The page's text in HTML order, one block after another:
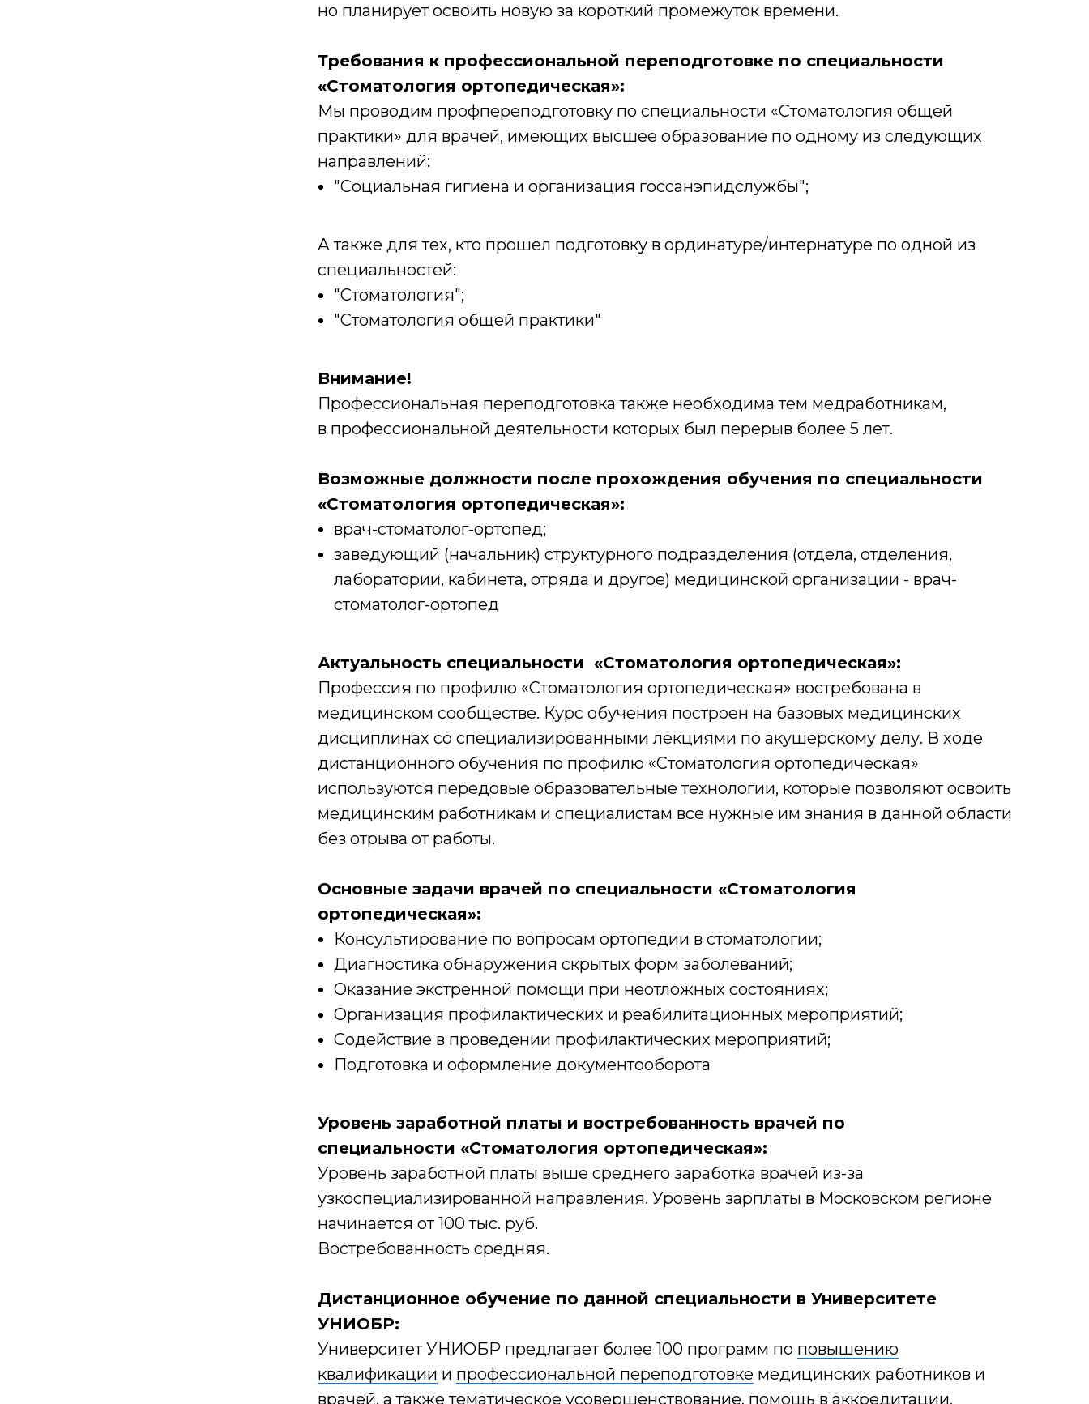
но планирует освоить новую за короткий промежуток времени.
Требования к профессиональной переподготовке по специальности
«Стоматология ортопедическая»:
Мы проводим профпереподготовку по специальности «Стоматология общей
практики» для врачей, имеющих высшее образование по одному из следующих
направлений:
"Социальная гигиена и организация госсанэпидслужбы";
А также для тех, кто прошел подготовку в ординатуре/интернатуре по одной из
специальностей:
"Стоматология";
"Стоматология общей практики"
Внимание!
Профессиональная переподготовка также необходима тем медработникам,
в профессиональной деятельности которых был перерыв более 5 лет.
Возможные должности после прохождения обучения по специальности
«Стоматология ортопедическая»:
врач-стоматолог-ортопед;
заведующий (начальник) структурного подразделения (отдела, отделения,
лаборатории, кабинета, отряда и другое) медицинской организации - врач-
стоматолог-ортопед
Актуальность специальности «Стоматология ортопедическая»:
Профессия по профилю «Стоматология ортопедическая» востребована в
медицинском сообществе. Курс обучения построен на базовых медицинских
дисциплинах со специализированными лекциями по акушерскому делу. В ходе
дистанционного обучения по профилю «Стоматология ортопедическая»
используются передовые образовательные технологии, которые позволяют освоить
медицинским работникам и специалистам все нужные им знания в данной области
без отрыва от работы.
Основные задачи врачей по специальности «Стоматология
ортопедическая»:
Консультирование по вопросам ортопедии в стоматологии;
Диагностика обнаружения скрытых форм заболеваний;
Оказание экстренной помощи при неотложных состояниях;
Организация профилактических и реабилитационных мероприятий;
Содействие в проведении профилактических мероприятий;
Подготовка и оформление документооборота
Уровень заработной платы и востребованность врачей по
специальности «Стоматология ортопедическая»:
Уровень заработной платы выше среднего заработка врачей из-за
узкоспециализированной направления. Уровень зарплаты в Московском регионе
начинается от 100 тыс. руб.
Востребованность средняя.
Дистанционное обучение по данной специальности в Университете
УНИОБР:
Университет УНИОБР предлагает более 100 программ по повышению
квалификации и профессиональной переподготовке медицинских работников и
врачей, а также тематическое усовершенствование, помощь в аккредитации,